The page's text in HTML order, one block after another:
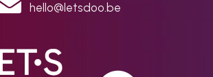
hello@letsdoo.be